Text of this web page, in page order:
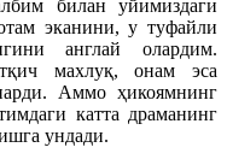
билан уйи­миздаги
эканини, у туфайли
англай олардим.
махлуқ, онам эса
Аммо ҳикоямнинг
катта драманинг
ундади.